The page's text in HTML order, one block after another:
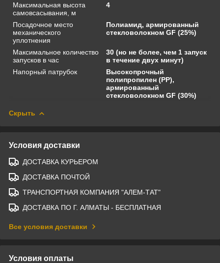
Максимальная высота
самовсасывания, м
4
Посадочное место
механического
уплотнения
Полиамид, армированный
стекловолокном GF (25%)
Максимальное количество
запусков в час
30 (но не более, чем 1 запуск
в течение двух минут)
Напорный патрубок
Высокопрочный
полипропилен (PP),
армированный
стекловолокном GF (30%)
Скрыть
Условия доставки
ДОСТАВКА КУРЬЕРОМ
ДОСТАВКА ПОЧТОЙ
ТРАНСПОРТНАЯ КОМПАНИЯ "АЛЕМ-ТАТ"
ДОСТАВКА ПО Г. АЛМАТЫ - БЕСПЛАТНАЯ
Все условия доставки
Условия оплаты